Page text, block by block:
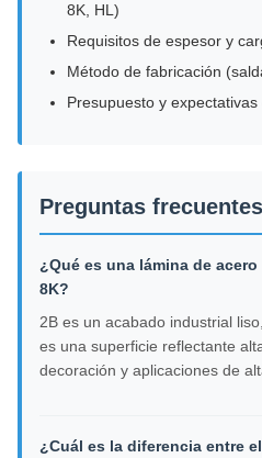
8K, HL)
Requisitos de espesor y
Método de fabricación
Presupuesto y
Preguntas frecuentes
¿Qué es una lámina de
8K?
2B es un acabado industrial
es una superficie reflectante
decoración y aplicaciones de
¿Cuál es la diferencia entre